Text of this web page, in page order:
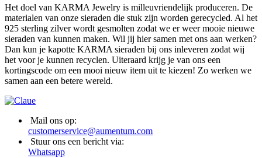
Het doel van KARMA Jewelry is milleuvriendelijk produceren. De
materialen van onze sieraden die stuk zijn worden gerecycled. Al het
925 sterling zilver wordt gesmolten zodat we er weer mooie nieuwe
sieraden van kunnen maken. Wil jij hier samen met ons aan werken?
Dan kun je kapotte KARMA sieraden bij ons inleveren zodat wij
het voor je kunnen recyclen. Uiteraard krijg je van ons een
kortingscode om een mooi nieuw item uit te kiezen! Zo werken we
samen aan een betere wereld.
Mail ons op:
customerservice@aumentum.com
Stuur ons een bericht via:
Whatsapp